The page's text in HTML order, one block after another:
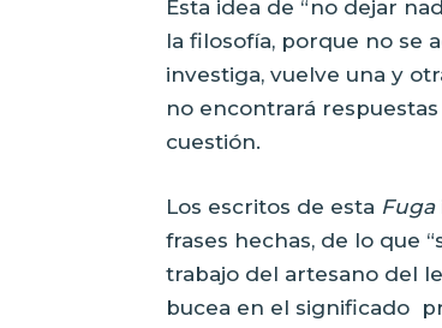
Esta idea de “no dejar
la filosofía, porque no se
investiga, vuelve una y
no encontrará
cuestión.
Los escritos de esta Fuga
frases hechas, de lo que
trabajo del artesano del
bucea en el significado